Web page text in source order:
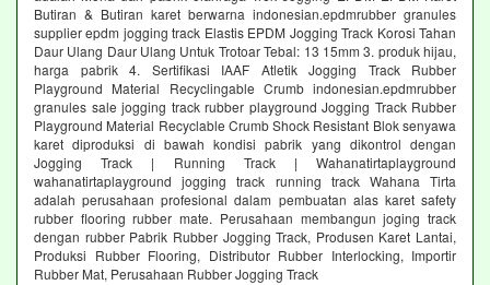
Butiran & Butiran karet berwarna indonesian.epdmrubber granules
supplier epdm jogging track Elastis EPDM Jogging Track Korosi Tahan
Daur Ulang Daur Ulang Untuk Trotoar Tebal: 13 15mm 3. produk hijau,
harga pabrik 4. Sertifikasi IAAF Atletik Jogging Track Rubber
Playground Material Recyclingable Crumb indonesian.epdmrubber
granules sale jogging track rubber playground Jogging Track Rubber
Playground Material Recyclable Crumb Shock Resistant Blok senyawa
karet diproduksi di bawah kondisi pabrik yang dikontrol dengan
Jogging Track | Running Track | Wahanatirtaplayground
wahanatirtaplayground jogging track running track Wahana Tirta
adalah perusahaan profesional dalam pembuatan alas karet safety
rubber flooring rubber mate. Perusahaan membangun joging track
dengan rubber Pabrik Rubber Jogging Track, Produsen Karet Lantai,
Produksi Rubber Flooring, Distributor Rubber Interlocking, Importir
Rubber Mat, Perusahaan Rubber Jogging Track